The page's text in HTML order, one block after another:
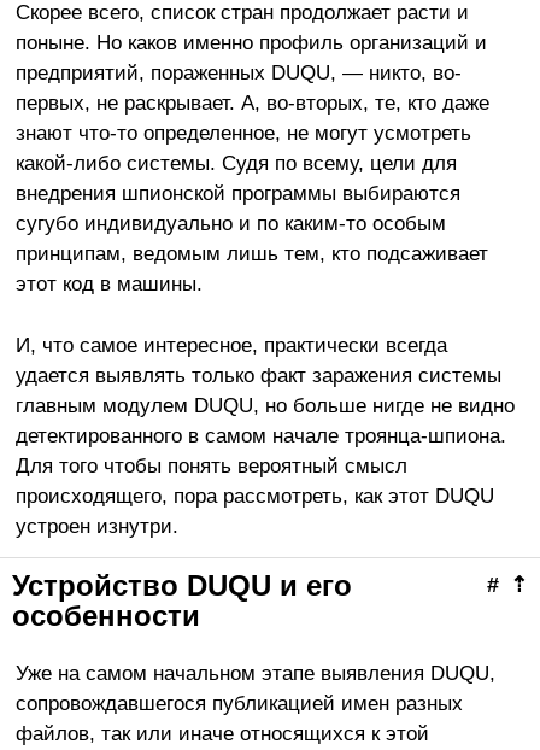
Скорее всего, список стран продолжает расти и
поныне. Но каков именно профиль организаций и
предприятий, пораженных DUQU, — никто, во-
первых, не раскрывает. А, во-вторых, те, кто даже
знают что-то определенное, не могут усмотреть
какой-либо системы. Судя по всему, цели для
внедрения шпионской программы выбираются
сугубо индивидуально и по каким-то особым
принципам, ведомым лишь тем, кто подсаживает
этот код в машины.
И, что самое интересное, практически всегда
удается выявлять только факт заражения системы
главным модулем DUQU, но больше нигде не видно
детектированного в самом начале троянца-шпиона.
Для того чтобы понять вероятный смысл
происходящего, пора рассмотреть, как этот DUQU
устроен изнутри.
⇡
#
Устройство DUQU и его
особенности
Уже на самом начальном этапе выявления DUQU,
сопровождавшегося публикацией имен разных
файлов, так или иначе относящихся к этой